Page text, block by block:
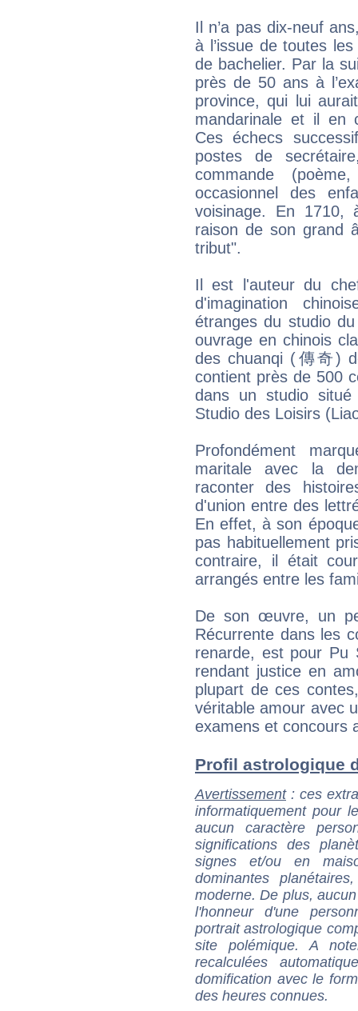
Il n’a pas dix-neuf
à l’issue de toutes
de bachelier. Par la
près de 50 ans à
province, qui lui
mandarinale et il en
Ces échecs
postes de
commande
occasionnel des
voisinage. En 1710,
raison de son grand
tribut".
Il est l'auteur du
d'imagination
étranges du studio
ouvrage en chinois
des chuanqi (傳奇)
contient près de 500
dans un studio
Studio des Loisirs
Profondément
maritale avec la
raconter des
d'union entre des
En effet, à son
pas habituellement
contraire, il était
arrangés entre les
De son œuvre, un
Récurrente dans les
renarde, est pour Pu
rendant justice en
plupart de ces
véritable amour avec
examens et concours
Profil astrologique
Avertissement: ces
informatiquement pour
aucun caractère
significations des
signes et/ou en
dominantes
moderne. De plus,
l'honneur d'une
portrait astrologique
site polémique. A
recalculées
domification avec le
des heures connues.